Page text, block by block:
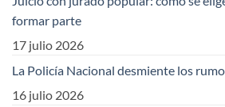
formar parte
17 julio 2026
La Policía Nacional desmiente los
16 julio 2026